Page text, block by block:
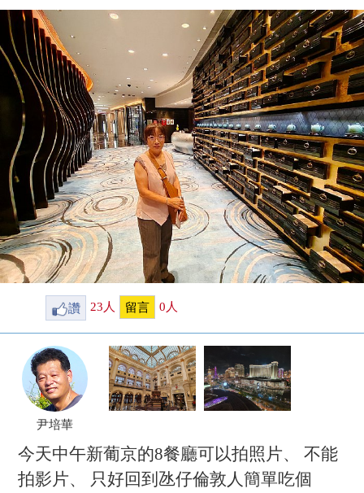
讚 23 人 留言 0 人
尹培華
今天中午新葡京的8餐廳可以拍照片、 不能
拍影片、 只好回到氹仔倫敦人簡單吃個